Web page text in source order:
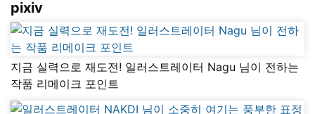
pixiv
지금 실력으로 재도전! 일러스트레이터 Nagu 님이 전하는
작품 리메이크 포인트